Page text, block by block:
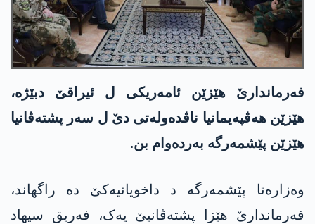
فەرماندارێ ھێزێن ئامەریکی ل ئیراقێ دبێژە،
ھێزێن ھەڤپەیمانیا ناڤدەولەتی دێ ل سەر پشتەڤانیا
ھێزێن پێشمەرگە بەردەوام بن.
وەزارەتا پێشمەرگە د داخویانیەکێ دە راگھاند،
فەرماندارێ ھێزا پشتەڤانیێ یەک، فەریق سیھاد